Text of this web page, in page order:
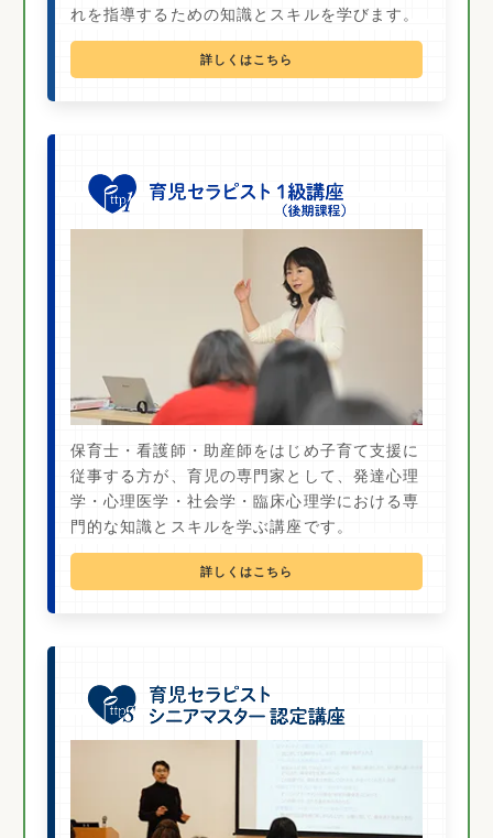
れを指導するための知識とスキルを学びます。
詳しくはこちら
保育士・看護師・助産師をはじめ子育て支援に
従事する方が、育児の専門家として、発達心理
学・心理医学・社会学・臨床心理学における専
門的な知識とスキルを学ぶ講座です。
詳しくはこちら